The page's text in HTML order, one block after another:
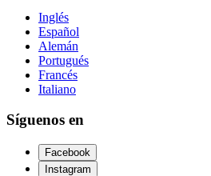
Inglés
Español
Alemán
Portugués
Francés
Italiano
Síguenos en
Facebook
Instagram